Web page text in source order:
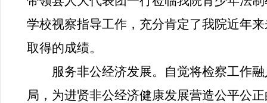
学校视察指导工作，充分肯定了我院近年
取得的成绩。
服务非公经济发展。 自觉将检察工作
局， 为进贤非公经济健康发展营造公平公